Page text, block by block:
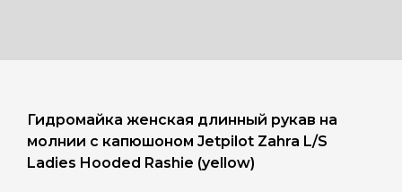
Гидромайка женская длинный рукав на
молнии с капюшоном Jetpilot Zahra L/S
Ladies Hooded Rashie (yellow)